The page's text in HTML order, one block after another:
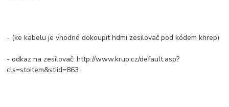
- (ke kabelu je vhodné dokoupit hdmi zesilovač pod kódem khrep)
- odkaz na zesilovač: http://www.krup.cz/default.asp?
cls=stoitem&stiid=863